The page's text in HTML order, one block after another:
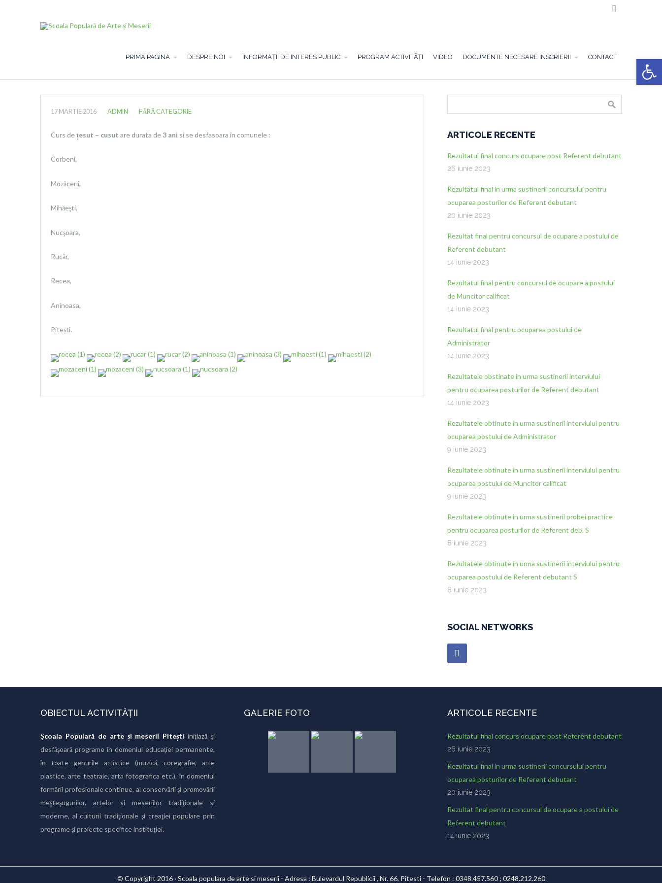

PRIMA PAGINA DESPRE NOI INFORMAȚII DE INTERES PUBLIC PROGRAM ACTIVITĂȚI VIDEO DOCUMENTE NECESARE INSCRIERII CONTACT
17 MARTIE 2016 ADMIN FĂRĂ CATEGORIE
Curs dețesut – cusut are durata de3 ani si se desfasoara în comunele :
Corbeni,
Mozăceni,
Mihăeşti,
Nucşoara,
Rucăr,
Recea,
Aninoasa,
Pitești.
ARTICOLE RECENTE
Rezultatul final concurs ocupare post Referent debutant
26 iunie 2023
Rezultatul final in urma sustinerii concursului pentru
ocuparea posturilor de Referent debutant
20 iunie 2023
Rezultat final pentru concursul de ocupare a postului de
Referent debutant
14 iunie 2023
Rezultatul final pentru concursul de ocupare a postului
de Muncitor calificat
14 iunie 2023
Rezultatul final pentru ocuparea postului de
Administrator
14 iunie 2023
Rezultatele obstinate in urma sustinerii interviului
pentru ocuparea posturilor de Referent debutant
14 iunie 2023
Rezultatele obtinute in urma sustinerii interviului pentru
ocuparea postului de Administrator
9 iunie 2023
Rezultatele obtinute in urma sustinerii interviului pentru
ocuparea postului de Muncitor calificat
9 iunie 2023
Rezultatele obtinute in urma sustinerii probei practice
pentru ocuparea posturilor de Referent deb. S
8 iunie 2023
Rezultatele obtinute in urma sustinerii interviului pentru
ocuparea postului de Referent debutant S
8 iunie 2023
SOCIAL NETWORKS
OBIECTUL ACTIVITĂȚII
Şcoala Populară de arte și meserii Pitești iniţiază şi
desfăşoară programe în domeniul educaţiei permanente,
în toate genurile artistice (muzică, coregrafie, arte
plastice, arte teatrale, arta fotografica etc.), în domeniul
formării profesionale continue, al conservării şi promovării
meşteşugurilor, artelor si meseriilor tradiţionale si
moderne, al culturii tradiţionale şi creaţiei populare prin
programe şi proiecte specifice instituţiei.
GALERIE FOTO ARTICOLE RECENTE
Rezultatul final concurs ocupare post Referent debutant
26 iunie 2023
Rezultatul final in urma sustinerii concursului pentru
ocuparea posturilor de Referent debutant
20 iunie 2023
Rezultat final pentru concursul de ocupare a postului de
Referent debutant
14 iunie 2023
© Copyright 2016 · Scoala populara de arte si meserii - Adresa : Bulevardul Republicii , Nr. 66, Pitesti - Telefon : 0348.457.560 ; 0248.212.260
Deschide